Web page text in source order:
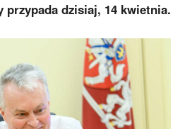
przypada dzisiaj, 14 kwietnia.